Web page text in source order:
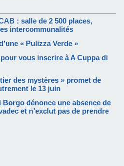
: salle de 2 500 places,
intercommunalités
« Pulizza Verde »
vous inscrire à A Cuppa di
des mystères » promet de
le 13 juin
dénonce une absence de
et n’exclut pas de prendre